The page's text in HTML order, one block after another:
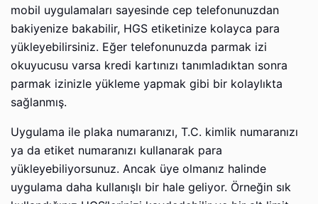
mobil uygulamaları sayesinde cep telefonunuzdan
bakiyenize bakabilir, HGS etiketinize kolayca para
yükleyebilirsiniz. Eğer telefonunuzda parmak izi
okuyucusu varsa kredi kartınızı tanımladıktan sonra
parmak izinizle yükleme yapmak gibi bir kolaylıkta
sağlanmış.
Uygulama ile plaka numaranızı, T.C. kimlik numaranızı
ya da etiket numaranızı kullanarak para
yükleyebiliyorsunuz. Ancak üye olmanız halinde
uygulama daha kullanışlı bir hale geliyor. Örneğin sık